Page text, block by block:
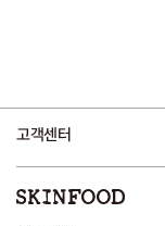
고객센터